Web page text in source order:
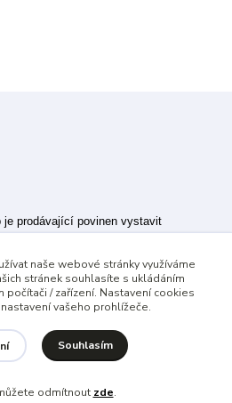
je prodávající povinen vystavit
přijatou tržbu u správce daně online; v
nejpozději do 48 hodin.
naše webové stránky využíváme
stránek souhlasíte s ukládáním
počítači / zařízení. Nastavení cookies
vašeho prohlížeče.
Souhlasím
odmítnout zde.